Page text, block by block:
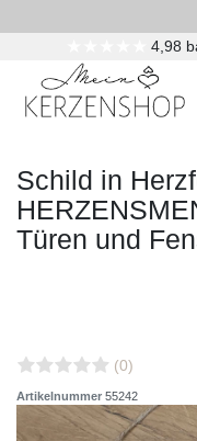
4,98
Schild in
Türen und
(0)
Artikelnummer 55242